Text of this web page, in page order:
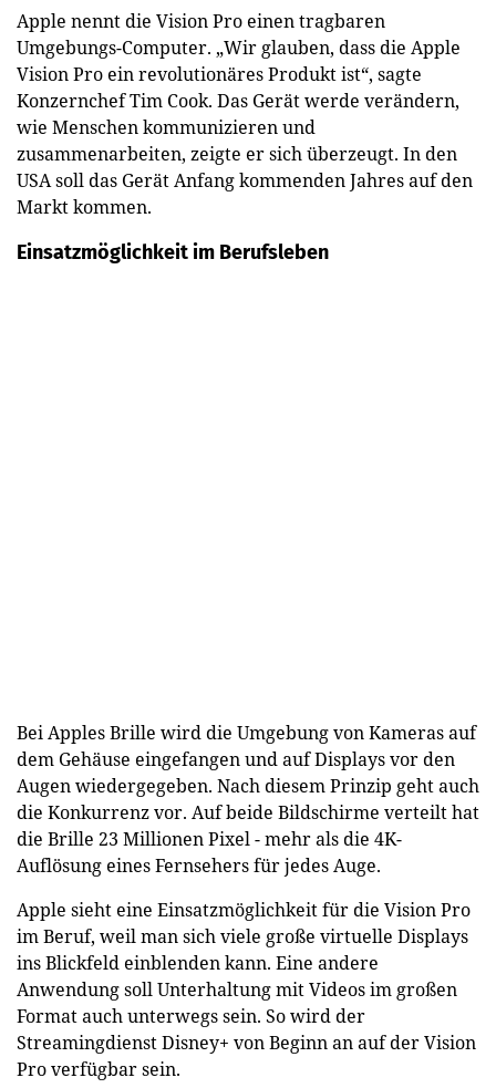
Apple nennt die Vision Pro einen tragbaren
Umgebungs-Computer. „Wir glauben, dass die Apple
Vision Pro ein revolutionäres Produkt ist“, sagte
Konzernchef Tim Cook. Das Gerät werde verändern,
wie Menschen kommunizieren und
zusammenarbeiten, zeigte er sich überzeugt. In den
USA soll das Gerät Anfang kommenden Jahres auf den
Markt kommen.
Einsatzmöglichkeit im Berufsleben
Bei Apples Brille wird die Umgebung von Kameras auf
dem Gehäuse eingefangen und auf Displays vor den
Augen wiedergegeben. Nach diesem Prinzip geht auch
die Konkurrenz vor. Auf beide Bildschirme verteilt hat
die Brille 23 Millionen Pixel - mehr als die 4K-
Auflösung eines Fernsehers für jedes Auge.
Apple sieht eine Einsatzmöglichkeit für die Vision Pro
im Beruf, weil man sich viele große virtuelle Displays
ins Blickfeld einblenden kann. Eine andere
Anwendung soll Unterhaltung mit Videos im großen
Format auch unterwegs sein. So wird der
Streamingdienst Disney+ von Beginn an auf der Vision
Pro verfügbar sein.